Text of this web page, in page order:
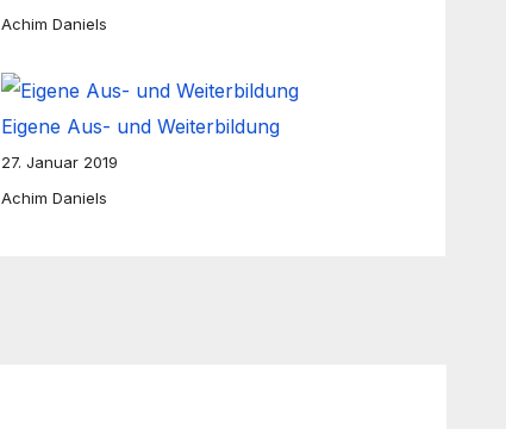
Achim Daniels
Eigene Aus- und Weiterbildung
27. Januar 2019
Achim Daniels